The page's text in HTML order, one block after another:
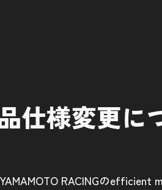
様変更に
RACINGの